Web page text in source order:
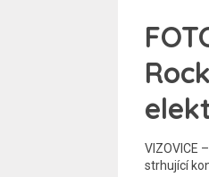
VIZOVICE
strhující